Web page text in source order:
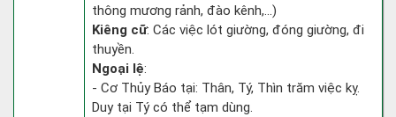
thông mương rảnh, đào kênh,...)
Kiêng cữ: Các việc lót giường, đóng giường, đi
thuyền.
Ngoại lệ:
- Cơ Thủy Báo tại: Thân, Tý, Thìn trăm việc kỵ.
Duy tại Tý có thể tạm dùng.